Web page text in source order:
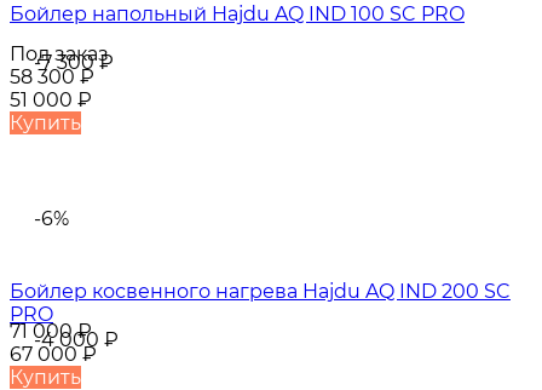
-7 300₽
Бойлер напольный Hajdu AQ IND 100 SC PRO
Под заказ
58 300₽
51 000 ₽
Купить
-6%
-4 000 ₽
Бойлер косвенного нагрева Hajdu AQ IND 200 SC
PRO
71 000₽
67 000₽
Купить